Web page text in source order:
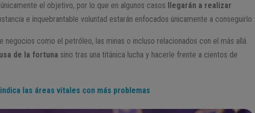
el objetivo, por lo que en algunos casos llegarán a realizar
e inquebrantable voluntad estarán enfocados únicamente a conseguirlo.
negocios como el petróleo, las minas o incluso relacionados con el más allá.
de la fortuna sino tras una titánica lucha y hacerle frente a cientos de
las áreas vitales con más problemas